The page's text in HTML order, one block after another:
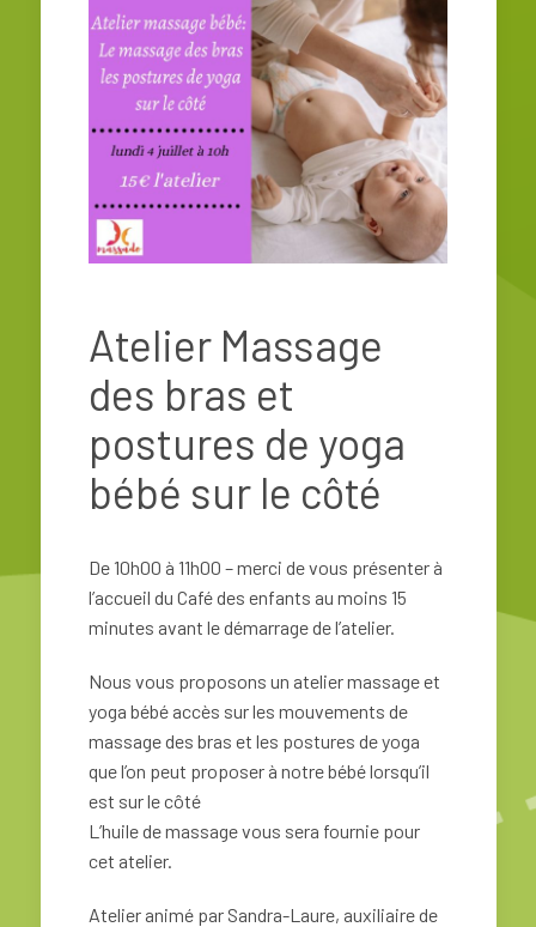
Atelier Massage
des bras et
postures de yoga
bébé sur le côté
De 10h00 à 11h00 – merci de vous présenter à
l’accueil du Café des enfants au moins 15
minutes avant le démarrage de l’atelier.
Nous vous proposons un atelier massage et
yoga bébé accès sur les mouvements de
massage des bras et les postures de yoga
que l’on peut proposer à notre bébé lorsqu’il
est sur le côté
L’huile de massage vous sera fournie pour
cet atelier.
Atelier animé par Sandra-Laure, auxiliaire de